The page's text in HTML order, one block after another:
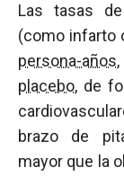
Las tasas
(como infarto
persona-años
placebo, de
brazo de
mayor que la